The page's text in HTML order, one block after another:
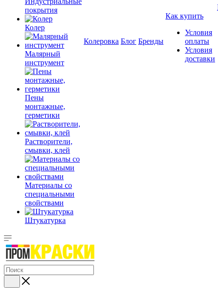
покрытия
Колер
Малярный
инструмент
Пены
монтажные,
герметики
Растворители,
смывки, клей
Материалы со
специальными
свойствами
Штукатурка
Колеровка Блог Бренды
Как купить
Условия
оплаты
Условия
доставки